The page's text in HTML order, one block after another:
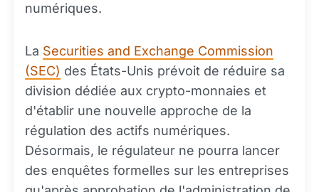
numériques.
La Securities and Exchange Commission
(SEC) des États-Unis prévoit de réduire sa
division dédiée aux crypto-monnaies et
d'établir une nouvelle approche de la
régulation des actifs numériques.
Désormais, le régulateur ne pourra lancer
des enquêtes formelles sur les entreprises